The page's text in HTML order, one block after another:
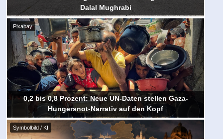
Dalal Mughrabi
Pixabay
0,2 bis 0,8 Prozent: Neue UN-Daten stellen Gaza-
Hungersnot-Narrativ auf den Kopf
Symbolbild / KI